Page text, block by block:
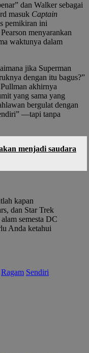
dan Walker sebagai
masuk Captain
pemikiran ini
menyarankan
waktunya dalam
jika Superman
dengan itu bagus?”
akhirnya
yang sama yang
bergulat dengan
—tapi tanpa
menjadi saudara
kapan
dan Star Trek
semesta DC
Anda ketahui
Ragam Sendiri